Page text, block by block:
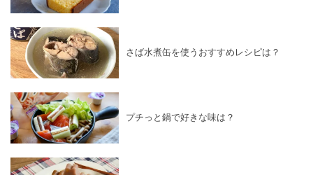
さば水煮缶を使うおすすめレシピは？
プチっと鍋で好きな味は？